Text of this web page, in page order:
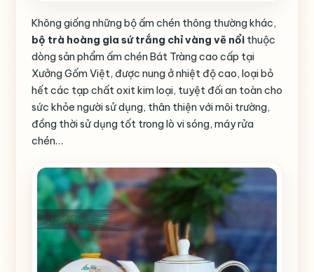
Không giống những bộ ấm chén thông thường khác,
bộ trà hoàng gia sứ trắng chỉ vàng vẽ nổi thuộc
dòng sản phẩm ấm chén Bát Tràng cao cấp tại
Xưởng Gốm Việt, được nung ở nhiệt độ cao, loại bỏ
hết các tạp chất oxit kim loại, tuyệt đối an toàn cho
sức khỏe người sử dụng, thân thiện với môi trường,
đồng thời sử dụng tốt trong lò vi sóng, máy rửa
chén…